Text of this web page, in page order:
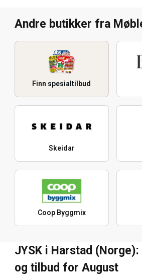
Andre butikker fra
Finn spesialtilbud
Skeidar
Coop Byggmix
JYSK i Harstad (Norge):
og tilbud for August